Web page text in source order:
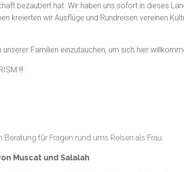
bezaubert hat. Wir haben uns sofort in dieses
kreierten wir Ausflüge und Rundreisen vereinen
Familien einzutauchen, um sich hier
!!!
für Fragen rund ums Reisen als Frau.
Muscat und Salalah